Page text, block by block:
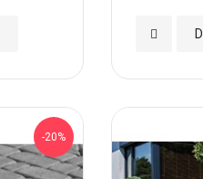
Dodaj
-20%